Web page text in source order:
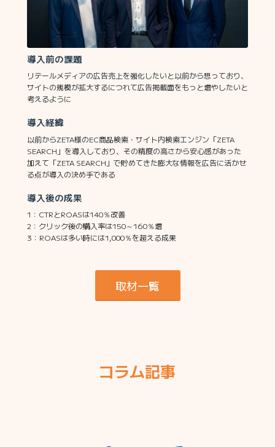
導入前の課題
リテールメディアの広告売上を強化したいと以前から思っており、
サイトの規模が拡大するにつれて広告掲載面をもっと増やしたいと
考えるように
導入経緯
以前からZETA様のEC商品検索・サイト内検索エンジン「ZETA
SEARCH」を導入しており、その精度の高さから安心感があった
加えて「ZETA SEARCH」で貯めてきた膨大な情報を広告に活かせ
る点が導入の決め手である
導入後の成果
1：CTRとROASは140％改善
2：クリック後の購入率は150～160％増
3：ROASは多い時には1,000％を超える成果
取材一覧
コラム記事